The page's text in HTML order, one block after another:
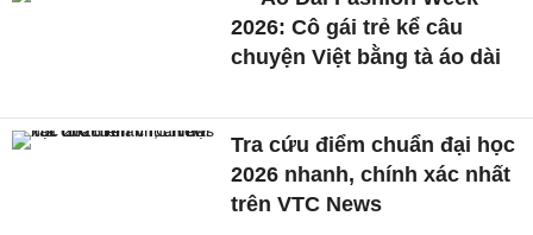
2026: Cô gái trẻ kể câu
chuyện Việt bằng tà áo dài
Tra cứu điểm chuẩn đại học
2026 nhanh, chính xác nhất
trên VTC News